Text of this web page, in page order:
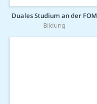
Duales Studium an der FOM
Bildung